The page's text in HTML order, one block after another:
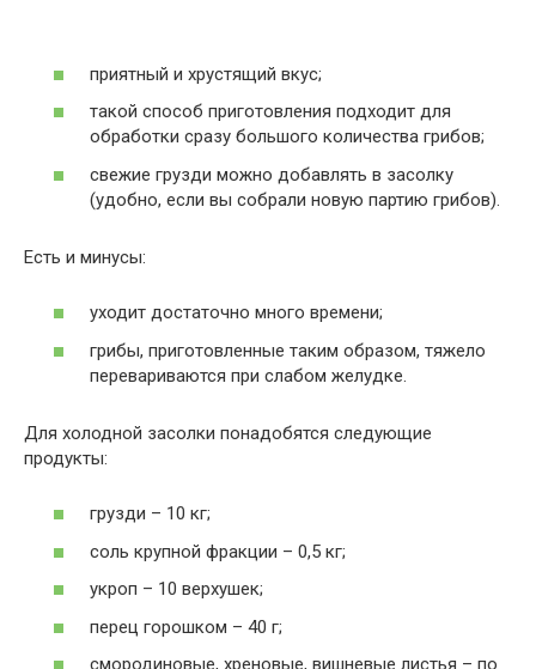
приятный и хрустящий вкус;
такой способ приготовления подходит для
обработки сразу большого количества грибов;
свежие грузди можно добавлять в засолку
(удобно, если вы собрали новую партию грибов).
Есть и минусы:
уходит достаточно много времени;
грибы, приготовленные таким образом, тяжело
перевариваются при слабом желудке.
Для холодной засолки понадобятся следующие
продукты:
грузди – 10 кг;
соль крупной фракции – 0,5 кг;
укроп – 10 верхушек;
перец горошком – 40 г;
смородиновые, хреновые, вишневые листья – по